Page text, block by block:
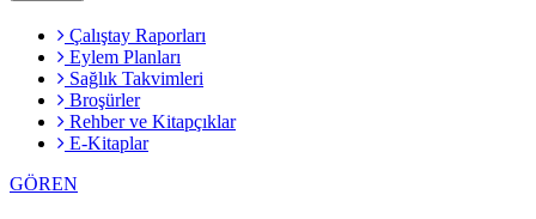
Çalıştay Raporları
Eylem Planları
Sağlık Takvimleri
Broşürler
Rehber ve Kitapçıklar
E-Kitaplar
GÖREN